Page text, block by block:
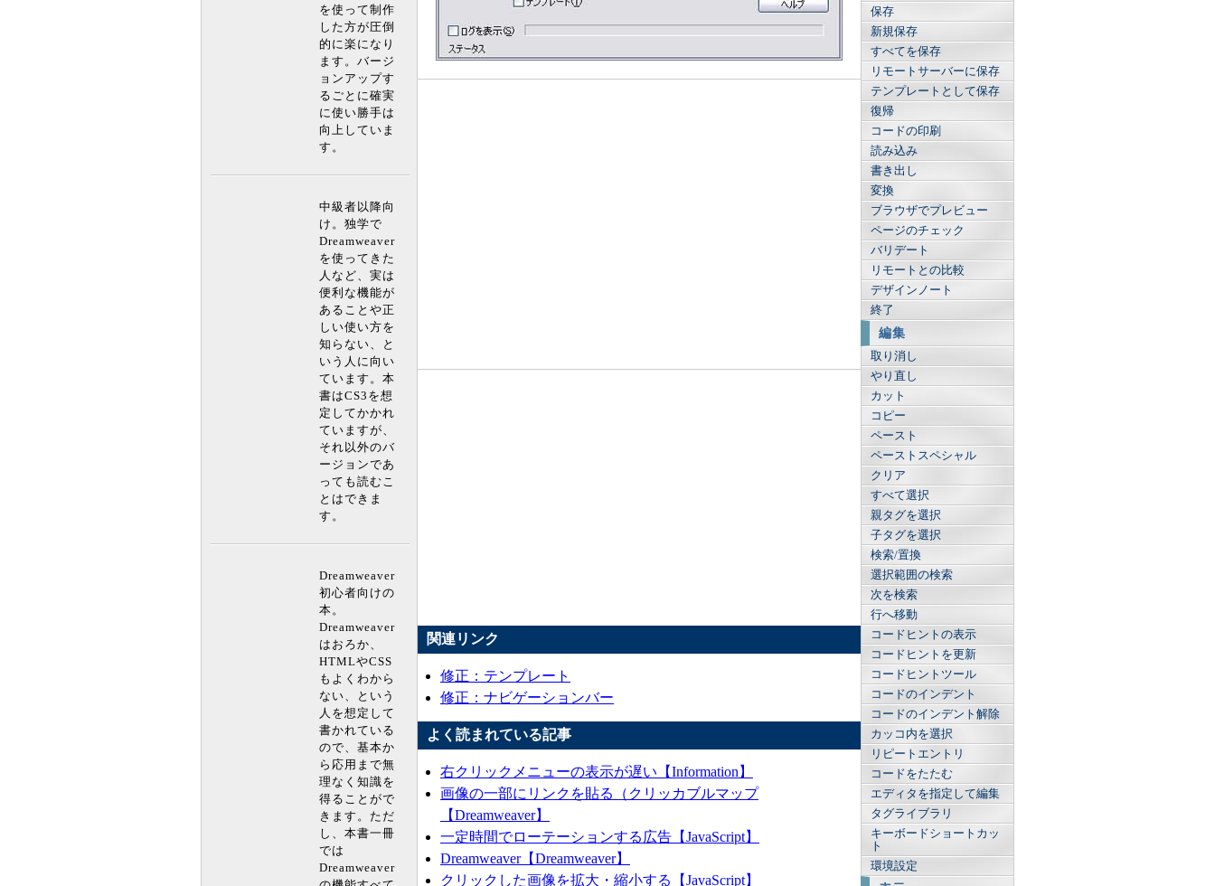
関連リンク
修正：テンプレート
修正：ナビゲーションバー
よく読まれている記事
右クリックメニューの表示が遅い【Information】
画像の一部にリンクを貼る（クリッカブルマップ
【Dreamweaver】
一定時間でローテーションする広告【JavaScript】
Dreamweaver【Dreamweaver】
クリックした画像を拡大・縮小する【JavaScript】
を使って制作
した方が圧倒
的に楽になり
ます。バージ
ョンアップす
るごとに確実
に使い勝手は
向上していま
す。
中級者以降向
け。独学で
Dreamweaver
を使ってきた
人など、実は
便利な機能が
あることや正
しい使い方を
知らない、と
いう人に向い
ています。本
書はCS3を想
定してかかれ
ていますが、
それ以外のバ
ージョンであ
っても読むこ
とはできま
す。
Dreamweaver
初心者向けの
本。
Dreamweaver
はおろか、
HTMLやCSS
もよくわから
ない、という
人を想定して
書かれている
ので、基本か
ら応用まで無
理なく知識を
得ることがで
きます。ただ
し、本書一冊
では
Dreamweaver
保存
新規保存
すべてを保存
リモートサーバーに保存
テンプレートとして保存
復帰
コードの印刷
読み込み
書き出し
変換
ブラウザでプレビュー
ページのチェック
バリデート
リモートとの比較
デザインノート
終了
編集
取り消し
やり直し
カット
コピー
ペースト
ペーストスペシャル
クリア
すべて選択
親タグを選択
子タグを選択
検索/置換
選択範囲の検索
次を検索
行へ移動
コードヒントの表示
コードヒントを更新
コードヒントツール
コードのインデント
コードのインデント解除
カッコ内を選択
リピートエントリ
コードをたたむ
エディタを指定して編集
タグライブラリ
キーボードショートカッ
ト
環境設定